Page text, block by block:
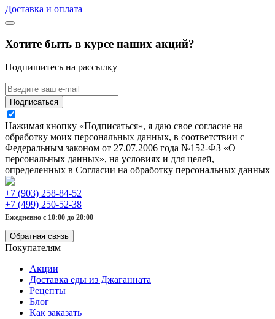
Доставка и оплата
Хотите быть в курсе наших акций?
Подпишитесь на рассылку
Подписаться
Нажимая кнопку «Подписаться», я даю свое согласие на
обработку моих персональных данных, в соответствии с
Федеральным законом от 27.07.2006 года №152-ФЗ «О
персональных данных», на условиях и для целей,
определенных в Согласии на обработку персональных данных
+7 (903) 258-84-52
+7 (499) 250-52-38
Ежедневно с 10:00 до 20:00
Обратная связь
Покупателям
Акции
Доставка еды из Джаганната
Рецепты
Блог
Как заказать